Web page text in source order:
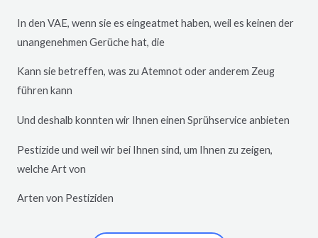
In den VAE, wenn sie es eingeatmet haben, weil es keinen der
unangenehmen Gerüche hat, die
Kann sie betreffen, was zu Atemnot oder anderem Zeug
führen kann
Und deshalb konnten wir Ihnen einen Sprühservice anbieten
Pestizide und weil wir bei Ihnen sind, um Ihnen zu zeigen,
welche Art von
Arten von Pestiziden